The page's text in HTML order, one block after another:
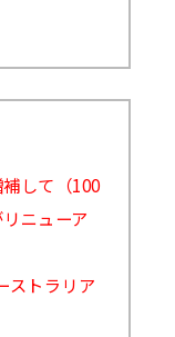
して（100
ニューア
ラリア